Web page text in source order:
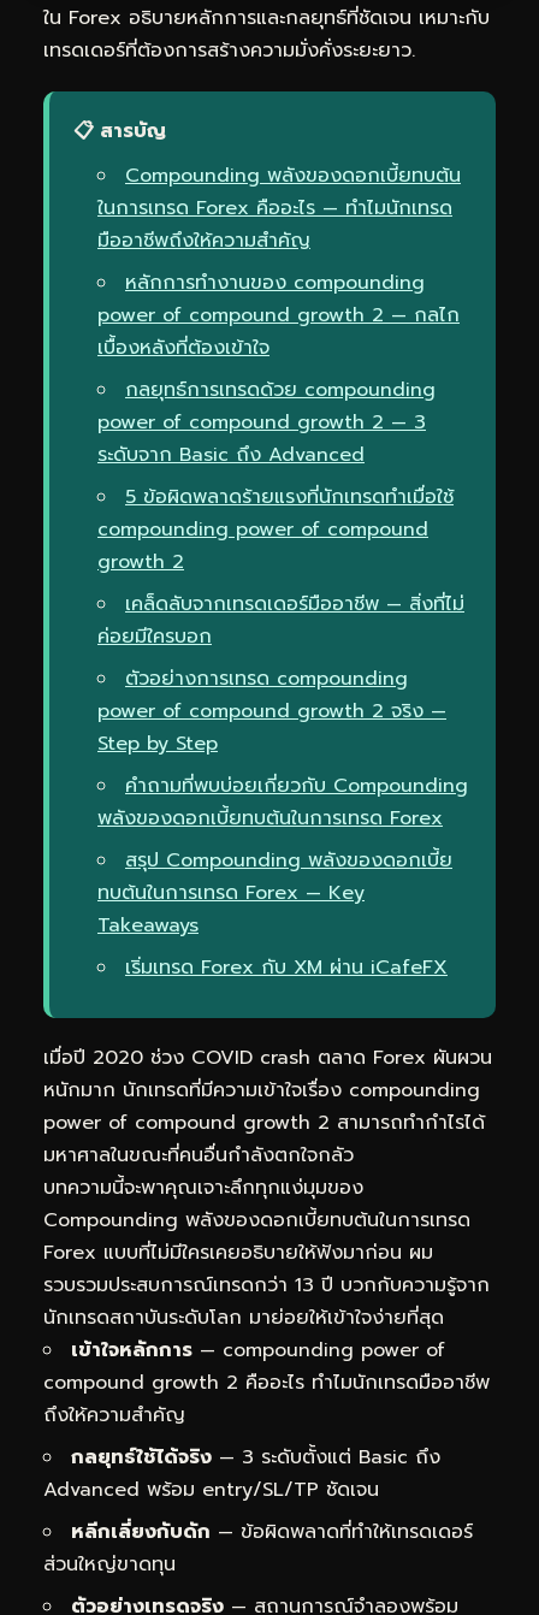
ใน Forex อธิบายหลักการและกลยุทธ์ที่ชัดเจน เหมาะกับ
เทรดเดอร์ที่ต้องการสร้างความมั่งคั่งระยะยาว.
📋 สารบัญ
Compounding พลังของดอกเบี้ยทบต้น
ในการเทรด Forex คืออะไร — ทำไมนักเทรด
มืออาชีพถึงให้ความสำคัญ
หลักการทำงานของ compounding
power of compound growth 2 — กลไก
เบื้องหลังที่ต้องเข้าใจ
กลยุทธ์การเทรดด้วย compounding
power of compound growth 2 — 3
ระดับจาก Basic ถึง Advanced
5 ข้อผิดพลาดร้ายแรงที่นักเทรดทำเมื่อใช้
compounding power of compound
growth 2
เคล็ดลับจากเทรดเดอร์มืออาชีพ — สิ่งที่ไม่
ค่อยมีใครบอก
ตัวอย่างการเทรด compounding
power of compound growth 2 จริง —
Step by Step
คำถามที่พบบ่อยเกี่ยวกับ Compounding
พลังของดอกเบี้ยทบต้นในการเทรด Forex
สรุป Compounding พลังของดอกเบี้ย
ทบต้นในการเทรด Forex — Key
Takeaways
เริ่มเทรด Forex กับ XM ผ่าน iCafeFX
เมื่อปี 2020 ช่วง COVID crash ตลาด Forex ผันผวน
หนักมาก นักเทรดที่มีความเข้าใจเรื่อง compounding
power of compound growth 2 สามารถทำกำไรได้
มหาศาลในขณะที่คนอื่นกำลังตกใจกลัว
บทความนี้จะพาคุณเจาะลึกทุกแง่มุมของ
Compounding พลังของดอกเบี้ยทบต้นในการเทรด
Forex แบบที่ไม่มีใครเคยอธิบายให้ฟังมาก่อน ผม
รวบรวมประสบการณ์เทรดกว่า 13 ปี บวกกับความรู้จาก
นักเทรดสถาบันระดับโลก มาย่อยให้เข้าใจง่ายที่สุด
เข้าใจหลักการ — compounding power of
compound growth 2 คืออะไร ทำไมนักเทรดมืออาชีพ
ถึงให้ความสำคัญ
กลยุทธ์ใช้ได้จริง — 3 ระดับตั้งแต่ Basic ถึง
Advanced พร้อม entry/SL/TP ชัดเจน
หลีกเลี่ยงกับดัก — ข้อผิดพลาดที่ทำให้เทรดเดอร์
ส่วนใหญ่ขาดทุน
ตัวอย่างเทรดจริง — สถานการณ์จำลองพร้อม